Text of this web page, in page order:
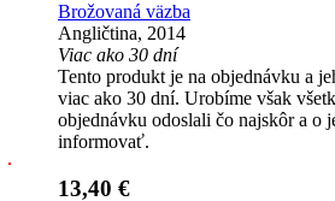
Brožovaná väzba
Angličtina, 2014
Viac ako 30 dní
Tento produkt je na objednávku a
viac ako 30 dní. Urobíme však
objednávku odoslali čo najskôr a o
informovať.
13,40 €